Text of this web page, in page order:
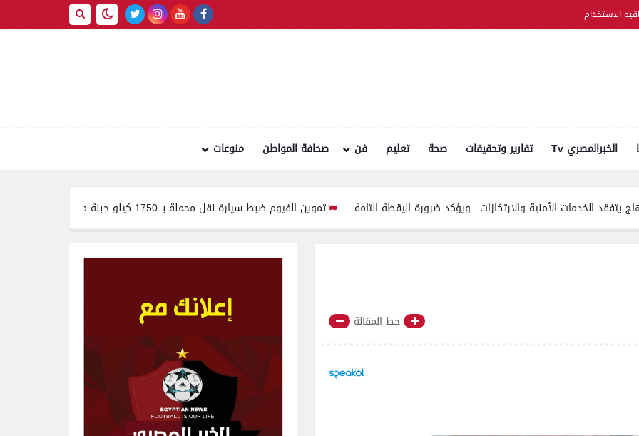
الاستخدام
الخبرالمصري Tv تقارير وتحقيقات صحة تعليم فن صحافة المواطن منوعات
الأمنية والارتكازات ..ويؤكد ضرورة اليقظة التامة تموين الفيوم ضبط سيارة نقل محملة بـ 1750 كيلو جبنة مجهولة المصدر وغير صالحة للاستهلاك الآدمي
خط المقالة